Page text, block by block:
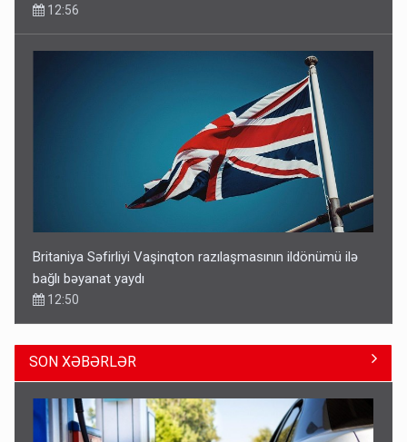
12:56
Britaniya Səfirliyi Vaşinqton razılaşmasının ildönümü ilə
bağlı bəyanat yaydı
12:50
SON XƏBƏRLƏR